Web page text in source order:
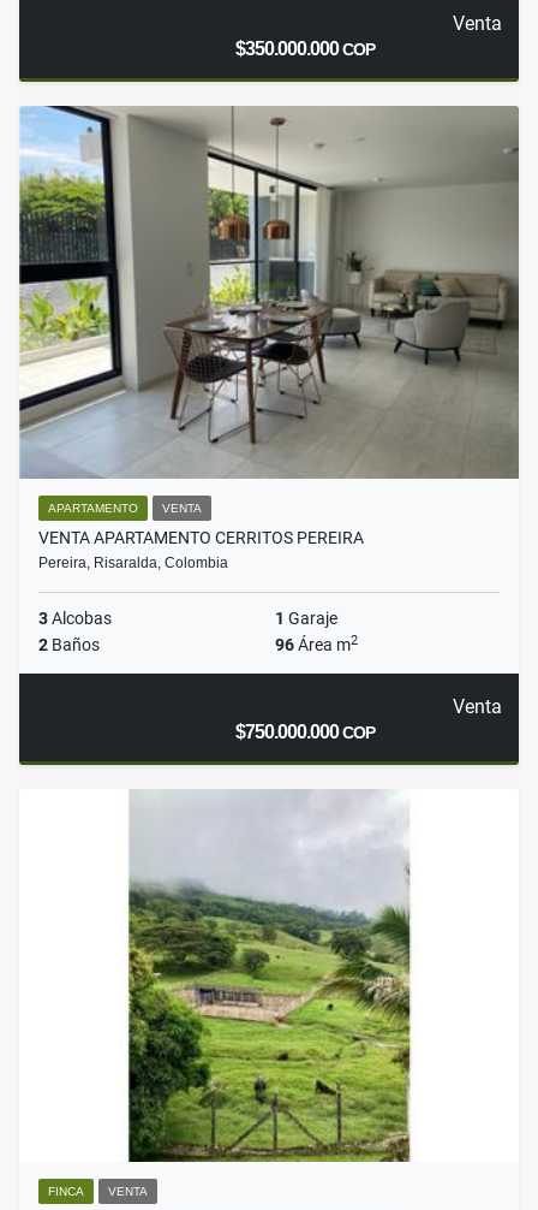
Venta
$350.000.000COP
APARTAMENTO VENTA
VENTA APARTAMENTO CERRITOS PEREIRA
Pereira, Risaralda, Colombia
3Alcobas 1 Garaje
2 Baños 96Área m2
Venta
$750.000.000COP
FINCA VENTA